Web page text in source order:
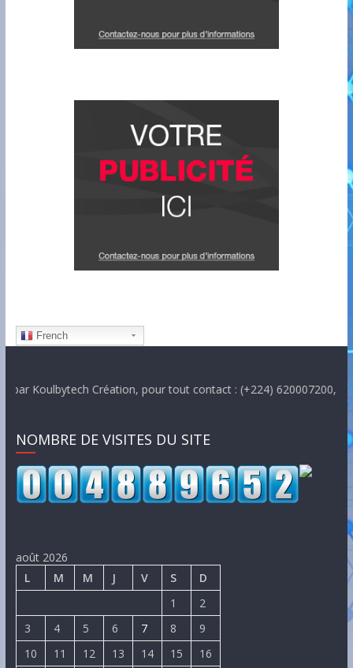
French
Création, pour tout contact : (+224) 620007200, email :
NOMBRE DE VISITES DU SITE
août 2026
L
M M J V S
D
1
2
3
4 5 6 7 8
9
10
11 12 13 14 15 16